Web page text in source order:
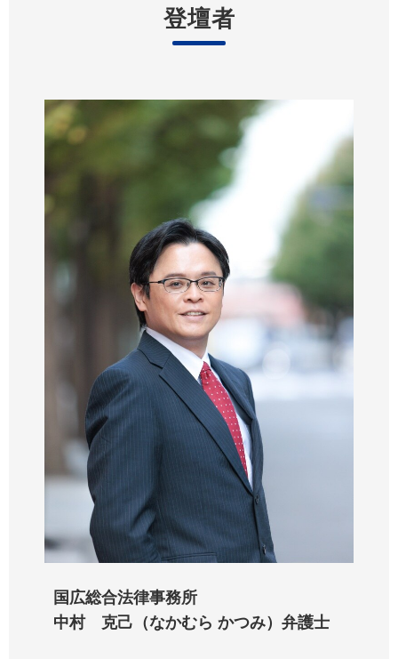
登壇者
国広総合法律事務所
中村 克己（なかむら かつみ）弁護士